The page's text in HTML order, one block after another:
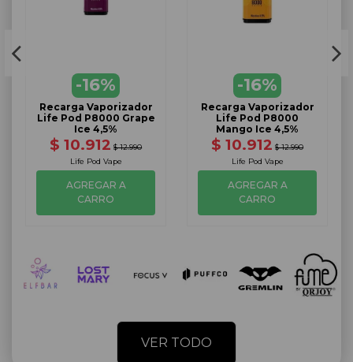
-16%
Recarga Vaporizador
Life Pod P8000 Grape
Ice 4,5%
$ 10.912 $ 12.990
Life Pod Vape
AGREGAR A
CARRO
-16%
Recarga Vaporizador
Life Pod P8000
Mango Ice 4,5%
$ 10.912 $ 12.990
Life Pod Vape
AGREGAR A
CARRO
VER TODO